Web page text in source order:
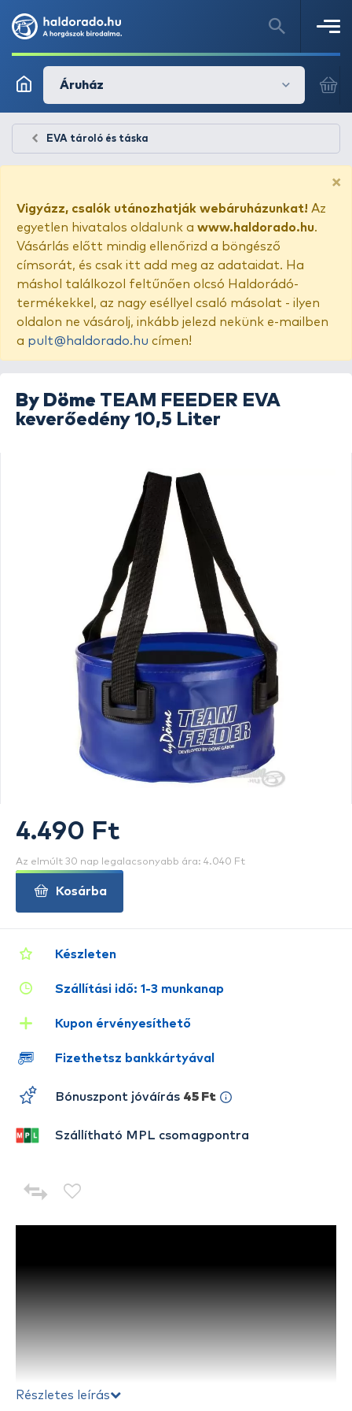
Áruház
EVA tároló és táska
×
Vigyázz, csalók utánozhatják webáruházunkat! Az
egyetlen hivatalos oldalunk a www.haldorado.hu.
Vásárlás előtt mindig ellenőrizd a böngésző
címsorát, és csak itt add meg az adataidat. Ha
máshol találkozol feltűnően olcsó Haldorádó-
termékekkel, az nagy eséllyel csaló másolat - ilyen
oldalon ne vásárolj, inkább jelezd nekünk e-mailben
a pult@haldorado.hu címen!
By Döme TEAM FEEDER EVA
keverőedény 10,5 Liter
Részletes leírás
Készleten
Szállítási idő: 1-3 munkanap
Kupon érvényesíthető
Fizethetsz bankkártyával
Bónuszpont jóváírás 45 Ft
Szállítható MPL csomagpontra
4.490 Ft
Az elmúlt 30 nap legalacsonyabb ára: 4.040 Ft
Kosárba